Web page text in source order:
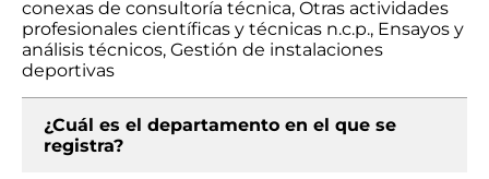
conexas de consultoría técnica, Otras actividades
profesionales científicas y técnicas n.c.p., Ensayos y
análisis técnicos, Gestión de instalaciones
deportivas
¿Cuál es el departamento en el que se
registra?